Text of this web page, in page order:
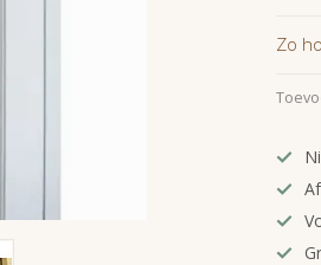
Zo